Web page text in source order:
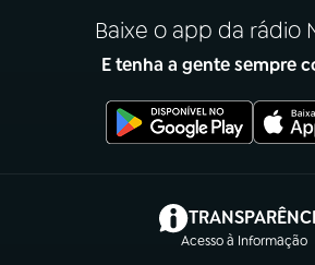
Baixe o app da rádio
E tenha a gente sempre
Acesso à Informação
(abre